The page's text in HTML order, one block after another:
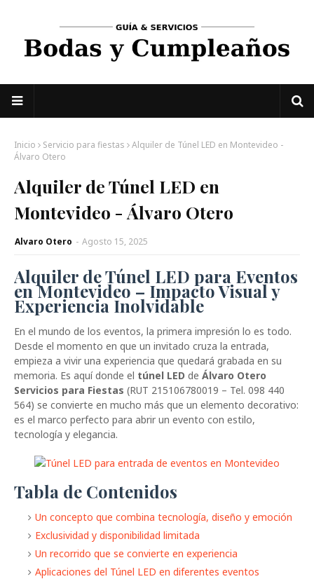
Inicio Servicio para fiestas
Alquiler de Túnel LED en Montevideo -
Álvaro Otero
Alquiler de Túnel LED en
Montevideo - Álvaro Otero
Alvaro Otero - Agosto 15, 2025
Alquiler de Túnel LED para Eventos
en Montevideo – Impacto Visual y
Experiencia Inolvidable
En el mundo de los eventos, la primera impresión lo es todo.
Desde el momento en que un invitado cruza la entrada,
empieza a vivir una experiencia que quedará grabada en su
memoria. Es aquí donde el túnel LED de Álvaro Otero
Servicios para Fiestas (RUT 215106780019 – Tel. 098 440
564) se convierte en mucho más que un elemento decorativo:
es el marco perfecto para abrir un evento con estilo,
tecnología y elegancia.
Tabla de Contenidos
Un concepto que combina tecnología, diseño y emoción
Exclusividad y disponibilidad limitada
Un recorrido que se convierte en experiencia
Aplicaciones del Túnel LED en diferentes eventos